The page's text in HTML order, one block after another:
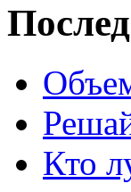
Кто